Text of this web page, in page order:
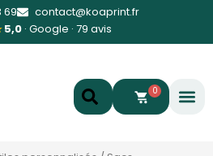
69
contact@koaprint.fr
5,0 · Google · 79 avis
0